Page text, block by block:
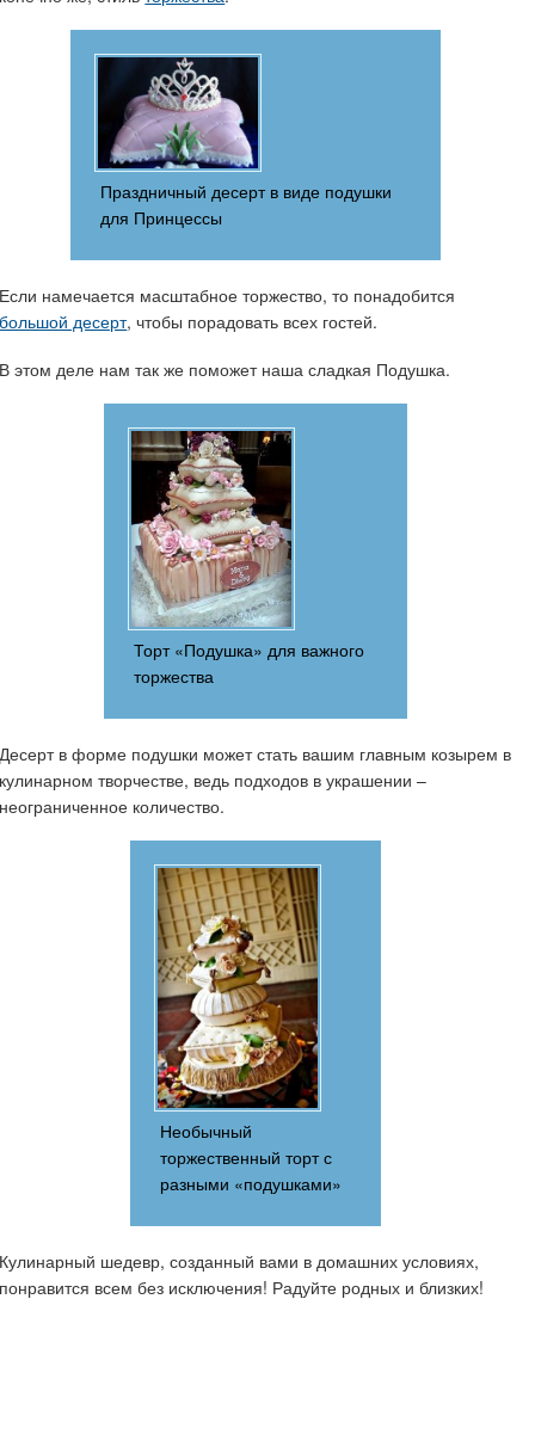
Праздничный десерт в виде подушки
для Принцессы
Если намечается масштабное торжество, то понадобится
большой десерт, чтобы порадовать всех гостей.
В этом деле нам так же поможет наша сладкая Подушка.
Торт «Подушка» для важного
торжества
Десерт в форме подушки может стать вашим главным козырем в
кулинарном творчестве, ведь подходов в украшении –
неограниченное количество.
Необычный
торжественный торт с
разными «подушками»
Кулинарный шедевр, созданный вами в домашних условиях,
понравится всем без исключения! Радуйте родных и близких!